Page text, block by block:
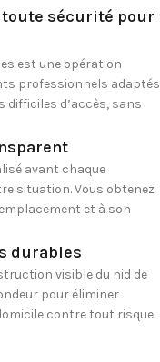
toute sécurité pour
est une opération
professionnels adaptés
difficiles d’accès, sans
avant chaque
situation. Vous obtenez
et à son
durables
visible du nid de
pour éliminer
contre tout risque